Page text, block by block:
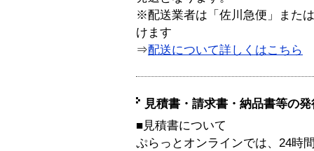
※配送業者は「佐川急便」また
けます
⇒配送について詳しくはこちら
見積書・請求書・納品書等の
■見積書について
ぷらっとオンラインでは、24時